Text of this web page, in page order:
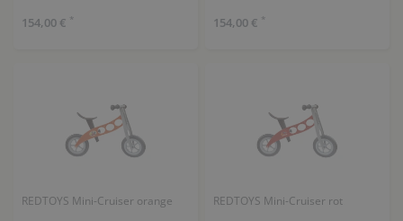
154,00 € * 154,00 € *
REDTOYS Mini-Cruiser orange REDTOYS Mini-Cruiser rot